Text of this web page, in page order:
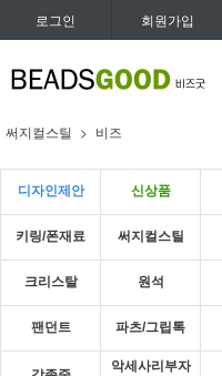
로그인 회원가입
써지컬스틸 비즈
디자인제안 신상품
키링/폰재료 써지컬스틸
크리스탈 원석
팬던트 파츠/그립톡
악세사리부자